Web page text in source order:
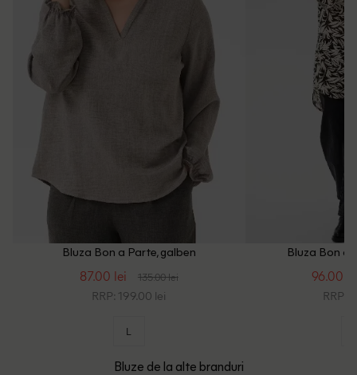
Bluza Bon a Parte, galben
87.00 lei 135.00 lei
RRP: 199.00 lei
L
Bluza Bon a
96.00
RRP:
Bluze de la alte branduri